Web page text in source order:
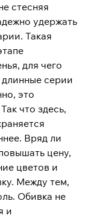
стесняя
удержать
Такая
для чего
серии
это
что здесь,
Вряд ли
цену,
цветов и
Между тем,
Обивка не
и